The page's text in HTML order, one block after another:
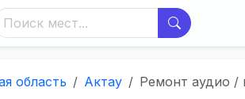
область Актау Ремонт аудио /